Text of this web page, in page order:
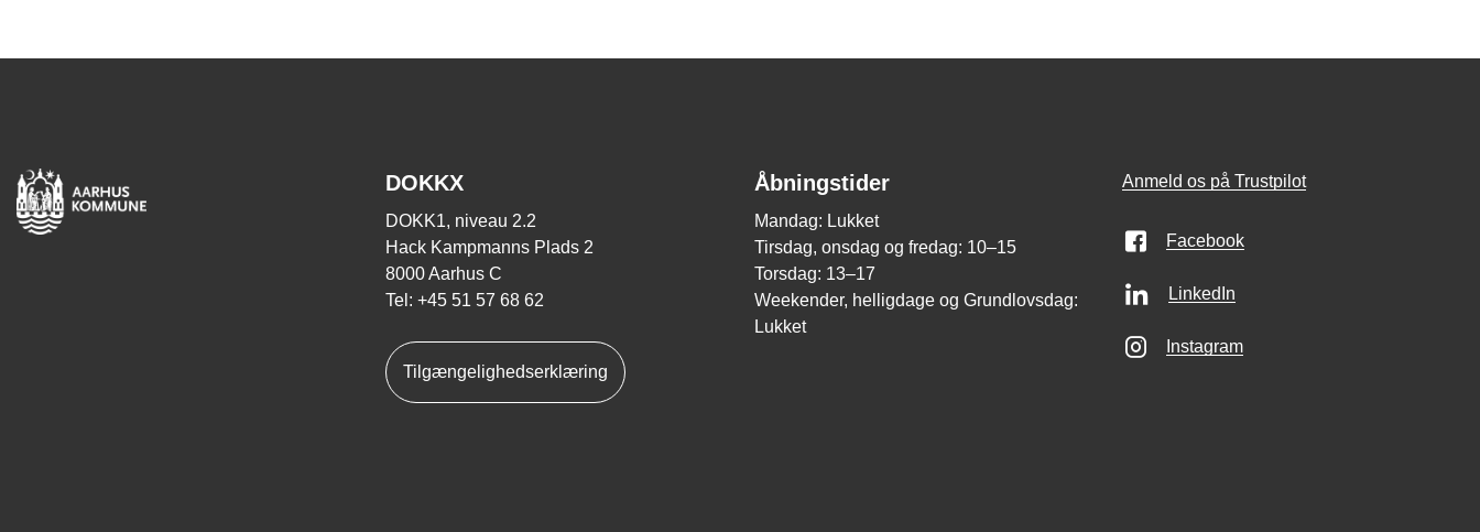
DOKKX
DOKK1, niveau 2.2
Hack Kampmanns Plads 2
8000 Aarhus C
Tel: +45 51 57 68 62
Tilgængelighedserklæring
Åbningstider
Mandag: Lukket
Tirsdag, onsdag og fredag: 10–15
Torsdag: 13–17
Weekender, helligdage og Grundlovsdag:
Lukket
Anmeld os på Trustpilot
Facebook
LinkedIn
Instagram